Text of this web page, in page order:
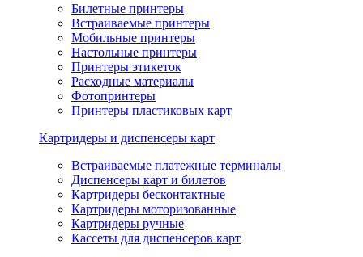
Билетные принтеры
Встраиваемые принтеры
Мобильные принтеры
Настольные принтеры
Принтеры этикеток
Расходные материалы
Фотопринтеры
Принтеры пластиковых карт
Картридеры и диспенсеры карт
Встраиваемые платежные терминалы
Диспенсеры карт и билетов
Картридеры бесконтактные
Картридеры моторизованные
Картридеры ручные
Кассеты для диспенсеров карт